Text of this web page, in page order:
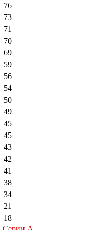
76
73
71
70
69
59
56
54
50
49
45
45
43
42
41
38
34
21
18